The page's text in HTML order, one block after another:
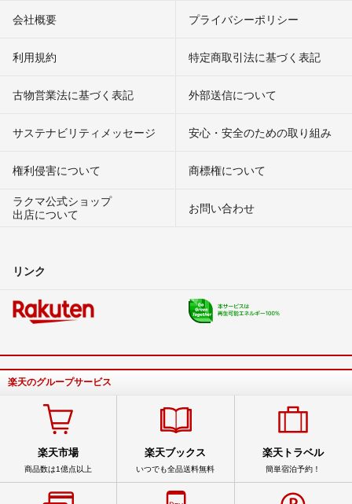
会社概要 プライバシーポリシー
利用規約 特定商取引法に基づく表記
古物営業法に基づく表記 外部送信について
サステナビリティメッセージ 安心・安全のための取り組み
権利侵害について
商標権について
ラクマ公式ショップ
出店について
お問い合わせ
リンク
楽天のグループサービス
楽天市場
商品数は1億点以上
楽天ブックス
いつでも全品送料無料
楽天トラベル
簡単宿泊予約！